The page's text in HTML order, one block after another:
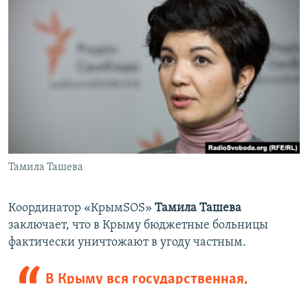
Тамила Ташева
Координатор «КрымSOS» Тамила Ташева
заключает, что в Крыму бюджетные больницы
фактически уничтожают в угоду частным.
В Крыму вся государственная,